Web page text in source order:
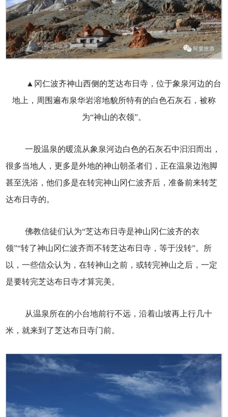
▲冈仁波齐神山西侧的芝达布日寺，位于象泉河边的台
地上，周围遍布泉华岩溶地貌所特有的白色石灰石，被称
为“神山的衣领”。
一股温泉的暖流从象泉河边白色的石灰石中汩汩而出，
很多当地人，更多是外地的神山朝圣者们，正在温泉边泡脚
甚至洗浴，他们多是在转完神山冈仁波齐后，准备前来转芝
达布日寺的。
佛教信徒们认为“芝达布日寺是神山冈仁波齐的衣
领”“转了神山冈仁波齐而不转芝达布日寺，等于没转”。所
以，一些信众认为，在转神山之前，或转完神山之后，一定
是要转完芝达布日寺才算完美。
从温泉所在的小台地前行不远，沿着山坡再上行几十
米，就来到了芝达布日寺门前。